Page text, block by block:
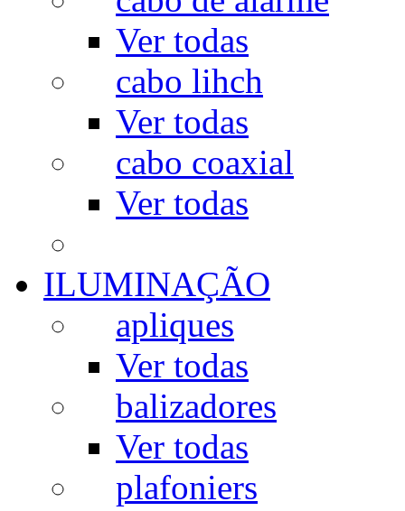
Ver todas
cabo lihch
Ver todas
cabo coaxial
Ver todas
ILUMINAÇÃO
apliques
Ver todas
balizadores
Ver todas
plafoniers